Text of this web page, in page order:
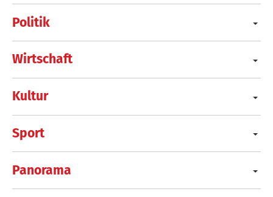
Politik
Wirtschaft
Kultur
Sport
Panorama